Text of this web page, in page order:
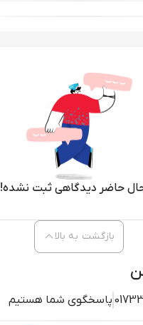
حاضر دیدگاهی ثبت نشده!
پاسخگوی شما هستیم
بازگشت به بالا